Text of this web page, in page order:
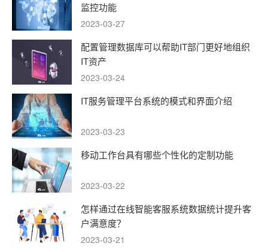
监控功能
2023-03-27
配置管理数据库可以帮助IT部门更好地组织
IT资产
2023-03-24
IT服务管理平台系统的模式和界面介绍
2023-03-23
移动工作台具有哪些个性化的定制功能
2023-03-22
怎样通过在线智能客服系统数据统计提升客
户满意度？
2023-03-21